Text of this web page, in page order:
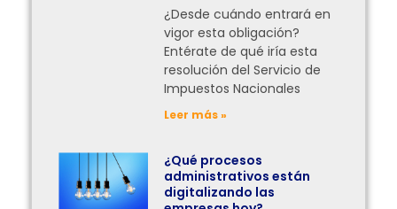
¿Desde cuándo entrará en
vigor esta obligación?
Entérate de qué iría esta
resolución del Servicio de
Impuestos Nacionales
Leer más »
¿Qué procesos
administrativos están
digitalizando las